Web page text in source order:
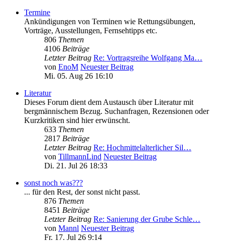
Termine
Ankündigungen von Terminen wie Rettungsübungen,
Vorträge, Ausstellungen, Fernsehtipps etc.
806 Themen
4106 Beiträge
Letzter Beitrag Re: Vortragsreihe Wolfgang Ma…
von EnoM Neuester Beitrag
Mi. 05. Aug 26 16:10
Literatur
Dieses Forum dient dem Austausch über Literatur mit
bergmännischem Bezug. Suchanfragen, Rezensionen oder
Kurzkritiken sind hier erwünscht.
633 Themen
2817 Beiträge
Letzter Beitrag Re: Hochmittelalterlicher Sil…
von TillmannLind Neuester Beitrag
Di. 21. Jul 26 18:33
sonst noch was???
... für den Rest, der sonst nicht passt.
876 Themen
8451 Beiträge
Letzter Beitrag Re: Sanierung der Grube Schle…
von Mannl Neuester Beitrag
Fr. 17. Jul 26 9:14